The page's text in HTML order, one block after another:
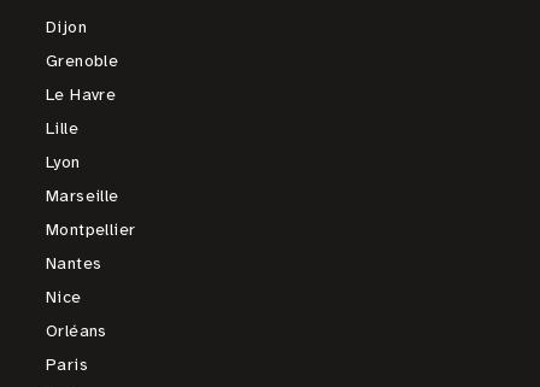
Dijon
Grenoble
Le Havre
Lille
Lyon
Marseille
Montpellier
Nantes
Nice
Orléans
Paris